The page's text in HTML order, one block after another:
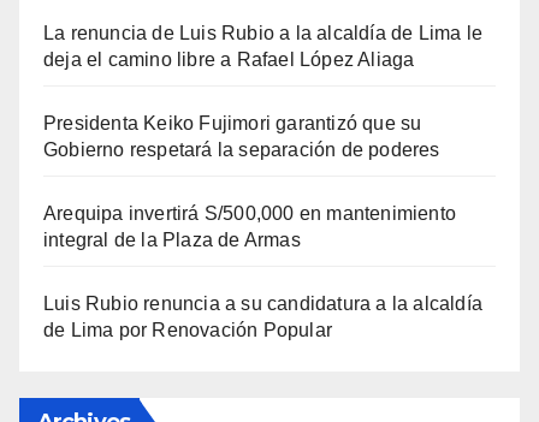
La renuncia de Luis Rubio a la alcaldía de Lima le
deja el camino libre a Rafael López Aliaga
Presidenta Keiko Fujimori garantizó que su
Gobierno respetará la separación de poderes
Arequipa invertirá S/500,000 en mantenimiento
integral de la Plaza de Armas
Luis Rubio renuncia a su candidatura a la alcaldía
de Lima por Renovación Popular